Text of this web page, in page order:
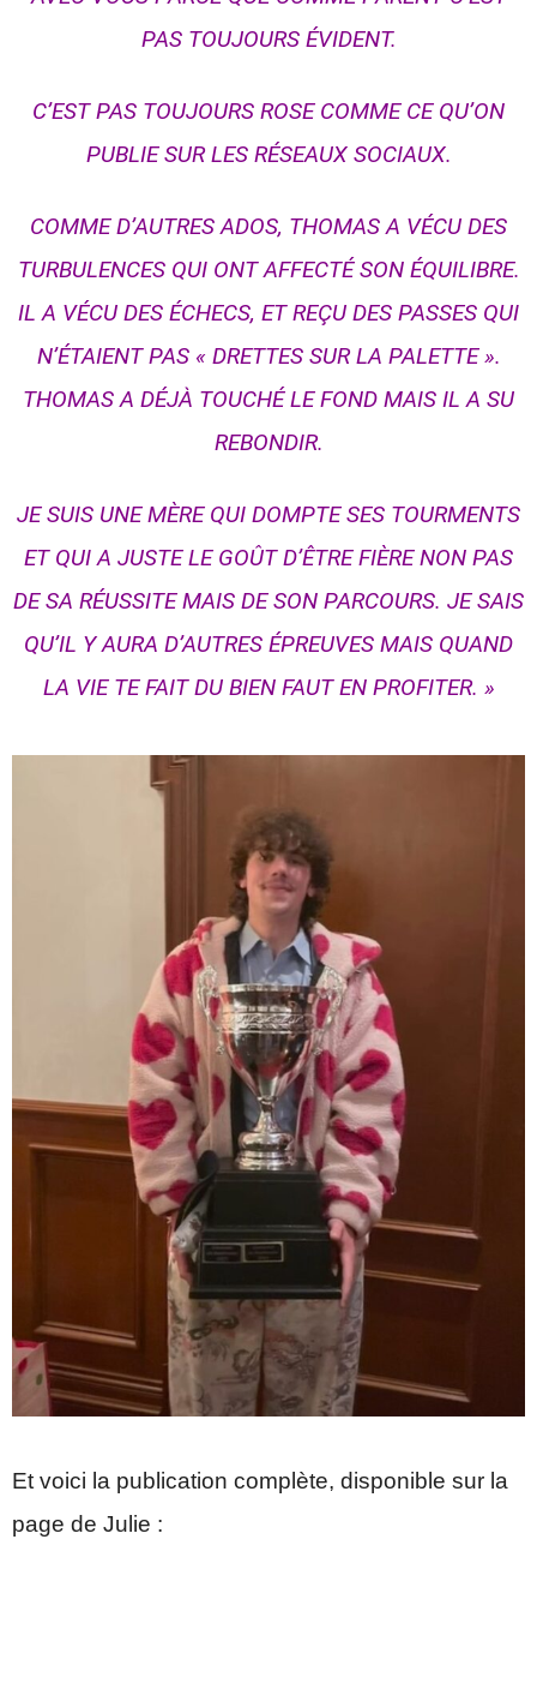
PAS TOUJOURS ÉVIDENT.
C’EST PAS TOUJOURS ROSE COMME CE QU’ON
PUBLIE SUR LES RÉSEAUX SOCIAUX.
COMME D’AUTRES ADOS, THOMAS A VÉCU DES
TURBULENCES QUI ONT AFFECTÉ SON ÉQUILIBRE.
IL A VÉCU DES ÉCHECS, ET REÇU DES PASSES QUI
N’ÉTAIENT PAS « DRETTES SUR LA PALETTE ».
THOMAS A DÉJÀ TOUCHÉ LE FOND MAIS IL A SU
REBONDIR.
JE SUIS UNE MÈRE QUI DOMPTE SES TOURMENTS
ET QUI A JUSTE LE GOÛT D’ÊTRE FIÈRE NON PAS
DE SA RÉUSSITE MAIS DE SON PARCOURS. JE SAIS
QU’IL Y AURA D’AUTRES ÉPREUVES MAIS QUAND
LA VIE TE FAIT DU BIEN FAUT EN PROFITER. »
Et voici la publication complète, disponible sur la
page de Julie :